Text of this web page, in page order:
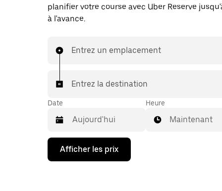
planifier votre course avec Uber Reserve
à l'avance.
Entrez un emplacement
Entrez la destination
Date
Appuyez
la
Heure
Maintenant
Afficher les prix